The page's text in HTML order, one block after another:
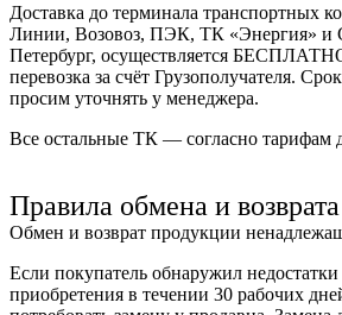
Доставка до терминала транспортных
Линии, Возовоз, ПЭК, ТК «Энергия»
Петербург, осуществляется
перевозка за счёт Грузополучателя.
просим уточнять у менеджера.
Все остальные ТК — согласно тарифам
Правила обмена и
Обмен и возврат продукции
Если покупатель обнаружил недостатки
приобретения в течении 30 рабочих